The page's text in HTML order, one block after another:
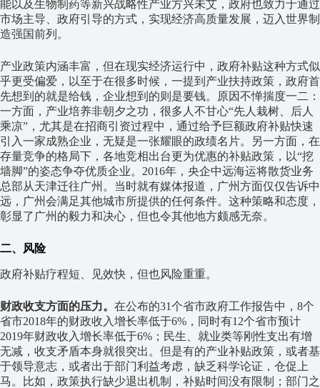
能以及生物制药等新兴战略性产业方兴未艾，政府也致力于通过
市场主导、政府引导的方式，实现经济高质量发展，迈入世界制
造强国前列。
产业政策内涵丰富，但在现实经济运行中，政府补贴这种方式似
乎更受偏爱，以至于在很多时候，一提到产业扶持政策，政府首
先想到的就是给钱，企业想到的则是要钱。原因不惮揣度一二：
一方面，产业培养非朝夕之功，很多人不甘心“先人栽树、后人
乘凉”，尤其是在招商引资过程中，通过给予巨额政府补贴快速
引入一家成熟企业，无疑是一张耀眼的政绩名片。另一方面，在
存量竞争的格局下，各地竞相出台更为优惠的补贴政策，以“挖
墙脚”的姿态争夺优质企业。2016年，央企中远海运将散货业务
总部从天津迁往广州。当时就有媒体报道，广州方面仅仅告诉中
远，广州会满足其他城市所提供的任何条件。这种策略和态度，
彰显了广州的毅力和决心，但也令其他地方颇感无奈。
二、风险
政府补贴疗程短、见效快，但也风险重重。
财政收支方面的压力。 在公布的31个省市政府工作报告中，8个
省市2018年的财政收入增长率低于6%，同时有12个省市预计
2019年财政收入增长率低于6%；民生、就业类等刚性支出有增
无减，收支矛盾本身就很突出。但是有的产业补贴政策，或者基
于领导意志，或者出于部门利益考虑，缺乏科学论证，仓促上
马。比如，政策执行缺少退出机制，补贴时间没有限制；部门之